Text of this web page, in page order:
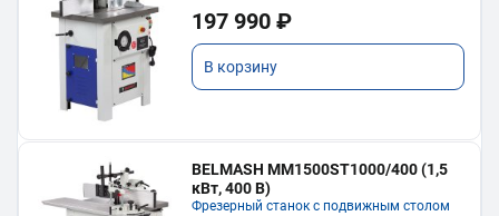
197 990 ₽
В корзину
BELMASH MM1500ST1000/400 (1,5
кВт, 400 В)
Фрезерный станок с подвижным столом